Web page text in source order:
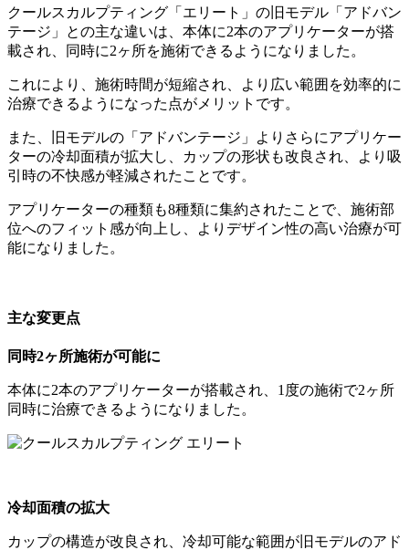
クールスカルプティング「エリート」の旧モデル「アドバン
テージ」との主な違いは、本体に2本のアプリケーターが搭
載され、同時に2ヶ所を施術できるようになりました。
これにより、施術時間が短縮され、より広い範囲を効率的に
治療できるようになった点がメリットです。
また、旧モデルの「アドバンテージ」よりさらにアプリケー
ターの冷却面積が拡大し、カップの形状も改良され、より吸
引時の不快感が軽減されたことです。
アプリケーターの種類も8種類に集約されたことで、施術部
位へのフィット感が向上し、よりデザイン性の高い治療が可
能になりました。
主な変更点
同時2ヶ所施術が可能に
本体に2本のアプリケーターが搭載され、1度の施術で2ヶ所
同時に治療できるようになりました。
冷却面積の拡大
カップの構造が改良され、冷却可能な範囲が旧モデルのアド